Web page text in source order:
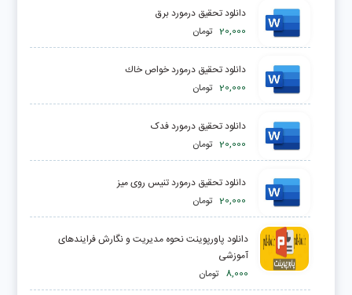
دانلود تحقیق درمورد برق
20,000 تومان
دانلود تحقیق درمورد خواص خاك
20,000 تومان
دانلود تحقیق درمورد فدک
20,000 تومان
دانلود تحقیق درمورد تنیس روی میز
20,000 تومان
دانلود پاورپوینت نحوه مديريت و نگارش فرایندهای
آموزشی
8,000 تومان